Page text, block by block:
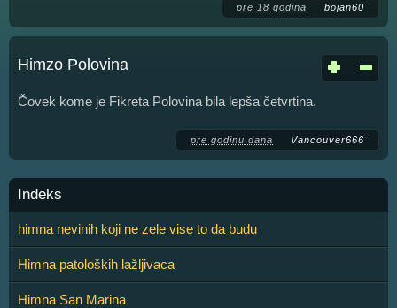
pre 18 godina bojan60
Himzo Polovina
Čovek kome je Fikreta Polovina bila lepša četvrtina.
pre godinu dana Vancouver666
Indeks
himna nevinih koji ne zele vise to da budu
Himna patoloških lažljivaca
Himna San Marina